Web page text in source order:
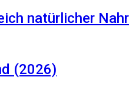
natürlicher
(2026)